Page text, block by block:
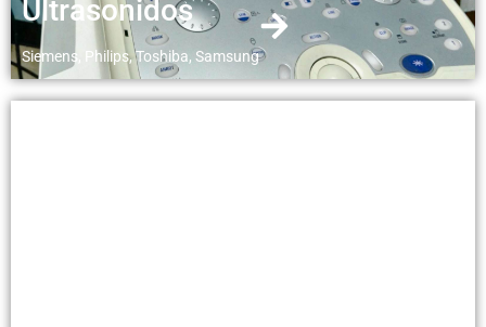
Ultrasonidos
Siemens, Philips, Toshiba, Samsung